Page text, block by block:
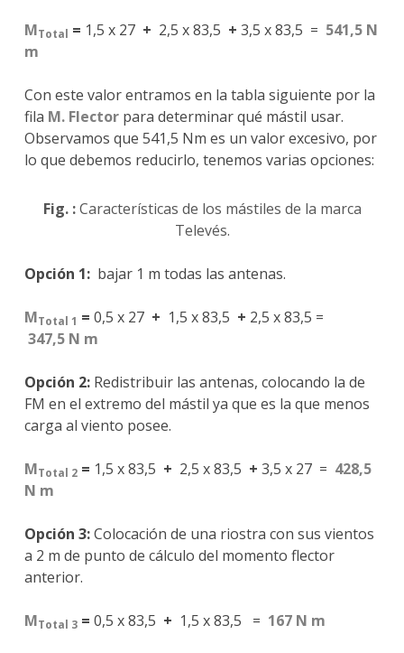
MTotal = 1,5 x 27 + 2,5 x 83,5 + 3,5 x 83,5 = 541,5 N
m
Con este valor entramos en la tabla siguiente por la
fila M. Flectorpara determinar qué mástil usar.
Observamos que 541,5 Nm es un valor excesivo, por
lo que debemos reducirlo, tenemos varias opciones:
Fig. :Características de los mástiles de la marca
Televés.
Opción 1:bajar 1 m todas las antenas.
MTotal 1 = 0,5 x 27 + 1,5 x 83,5 + 2,5 x 83,5 =
347,5N m
Opción 2:Redistribuir las antenas, colocando la de
FM en el extremo del mástil ya que es la que menos
carga al viento posee.
MTotal 2 = 1,5 x 83,5 + 2,5 x 83,5 + 3,5 x 27 = 428,5
N m
Opción 3:Colocación de una riostra con sus vientos
a 2 m de punto de cálculo del momento flector
anterior.
MTotal 3 = 0,5 x 83,5 + 1,5 x 83,5 = 167 N m